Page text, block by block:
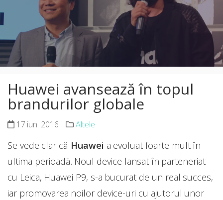
Huawei avansează în topul
brandurilor globale
17 iun. 2016 Altele
Se vede clar că Huawei a evoluat foarte mult în
ultima perioadă. Noul device lansat în parteneriat
cu Leica, Huawei P9, s-a bucurat de un real succes,
iar promovarea noilor device-uri cu ajutorul unor